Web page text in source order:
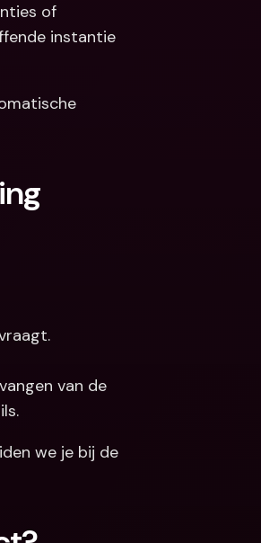
of
instantie
van de
we je bij de